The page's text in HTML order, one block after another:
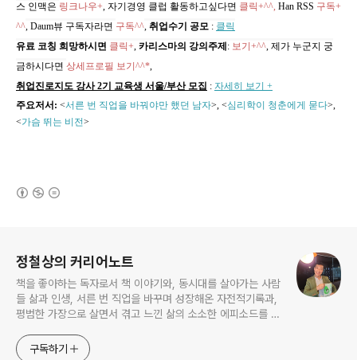
스 인맥은 링크나우+, 자기경영 클럽 활동하고싶다면 클릭+^^, Han RSS 구독+
^^, Daum뷰 구독자라면 구독^^, 취업수기 공모 : 클릭
유료 코칭 희망하시면 클릭+, 카리스마의 강의주제 : 보기+^^, 제가 누군지 궁
금하시다면 상세프로필 보기^^*,
취업진로지도 강사 2기 교육생 서울/부산 모집 : 자세히 보기 +
주요저서: <서른 번 직업을 바꿔야만 했던 남자>, <심리학이 청춘에게 묻다>,
<가슴 뛰는 비전>
정철상의 커리어노트
책을 좋아하는 독자로서 책 이야기와, 동시대를 살아가는 사람
들 삶과 인생, 서른 번 직업을 바꾸며 성장해온 자전적기록과,
평범한 가장으로 살면서 겪고 느낀 삶의 소소한 에피소드를 전
고픈 커리어코치, 유튜브: 정교수의 인생수업
구독하기